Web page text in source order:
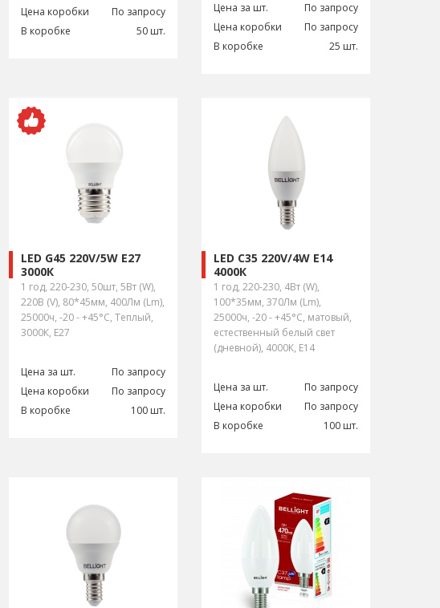
Цена коробки
По запросу
В коробке
50 шт.
Цена за шт.
По запросу
Цена коробки
По запросу
В коробке
25 шт.
LED G45 220V/5W E27
3000К
1 год, 220-230, 50шт, 5Вт (W),
220В (V), 80*45мм, 400Лм (Lm),
25000ч, -20 - +45°С, Теплый,
3000К, E27
Цена за шт.
По запросу
Цена коробки
По запросу
В коробке
100 шт.
LED C35 220V/4W E14
4000К
1 год, 220-230, 4Вт (W),
100*35мм, 370Лм (Lm),
25000ч, -20 - +45°С, матовый,
естественный белый свет
(дневной), 4000К, E14
Цена за шт.
По запросу
Цена коробки
По запросу
В коробке
100 шт.